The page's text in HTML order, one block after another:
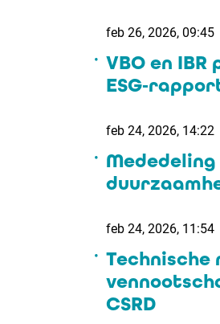
feb 26, 2026, 09:45
VBO en
feb 24, 2026, 14:22
feb 24, 2026, 11:54
CSRD